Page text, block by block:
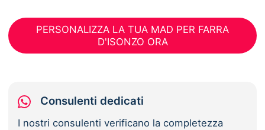
PERSONALIZZA LA TUA MAD PER FARRA
D'ISONZO ORA
Consulenti dedicati
I nostri consulenti verificano la completezza